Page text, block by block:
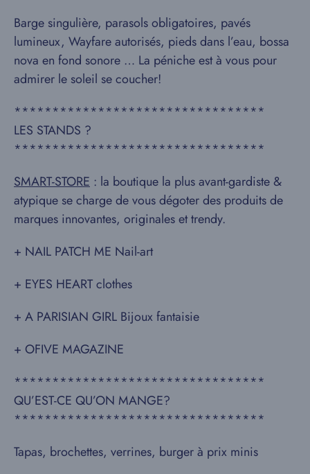
Barge singulière, parasols obligatoires, pavés
lumineux, Wayfare autorisés, pieds dans l’eau, bossa
nova en fond sonore … La péniche est à vous pour
admirer le soleil se coucher!
*********************************
LES STANDS ?
*********************************
SMART-STORE : la boutique la plus avant-gardiste &
atypique se charge de vous dégoter des produits de
marques innovantes, originales et trendy.
+ NAIL PATCH ME Nail-art
+ EYES HEART clothes
+ A PARISIAN GIRL Bijoux fantaisie
+ OFIVE MAGAZINE
*********************************
QU’EST-CE QU’ON MANGE?
*********************************
Tapas, brochettes, verrines, burger à prix minis